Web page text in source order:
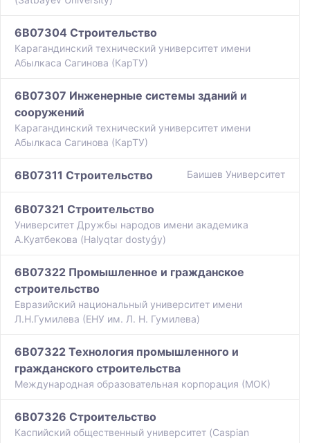
6B07304 Строительство
Карагандинский технический университет имени
Абылкаса Сагинова (КарТУ)
6B07307 Инженерные системы зданий и
сооружений
Карагандинский технический университет имени
Абылкаса Сагинова (КарТУ)
6B07311 Строительство Баишев Университет
6B07321 Строительство
Университет Дружбы народов имени академика
А.Куатбекова (Halyqtar dostyǵy)
6B07322 Промышленное и гражданское
строительство
Евразийский национальный университет имени
Л.Н.Гумилева (ЕНУ им. Л. Н. Гумилева)
6B07322 Технология промышленного и
гражданского строительства
Международная образовательная корпорация (МОК)
6B07326 Строительство
Каспийский общественный университет (Caspian